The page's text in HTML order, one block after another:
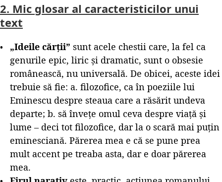
2. Mic glosar al caracteristicilor unui
text
„Ideile cărții” sunt acele chestii care, la fel ca
genurile epic, liric și dramatic, sunt o obsesie
românească, nu universală. De obicei, aceste idei
trebuie să fie: a. filozofice, ca în poeziile lui
Eminescu despre steaua care a răsărit undeva
departe; b. să învețe omul ceva despre viață și
lume – deci tot filozofice, dar la o scară mai puțin
eminesciană. Părerea mea e că se pune prea
mult accent pe treaba asta, dar e doar părerea
mea.